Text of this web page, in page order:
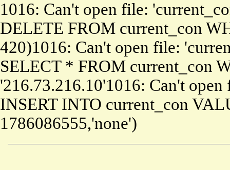
1016: Can't open file:
DELETE FROM current_con
420)1016: Can't open file:
SELECT * FROM current_con
'216.73.216.10'1016: Can't
INSERT INTO current_con
1786086555,'none')